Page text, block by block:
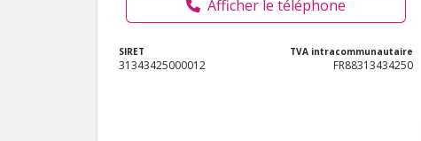
Afficher le téléphone
SIRET
31343425000012
TVA intracommunautaire
FR88313434250